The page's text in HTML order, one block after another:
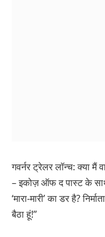
गवर्नर ट्रेलर लॉन्च: क्या मैं
– इकोज़ ऑफ द पास्ट के
‘मारा-मारी’ का डर है?
बैठा हूं!”